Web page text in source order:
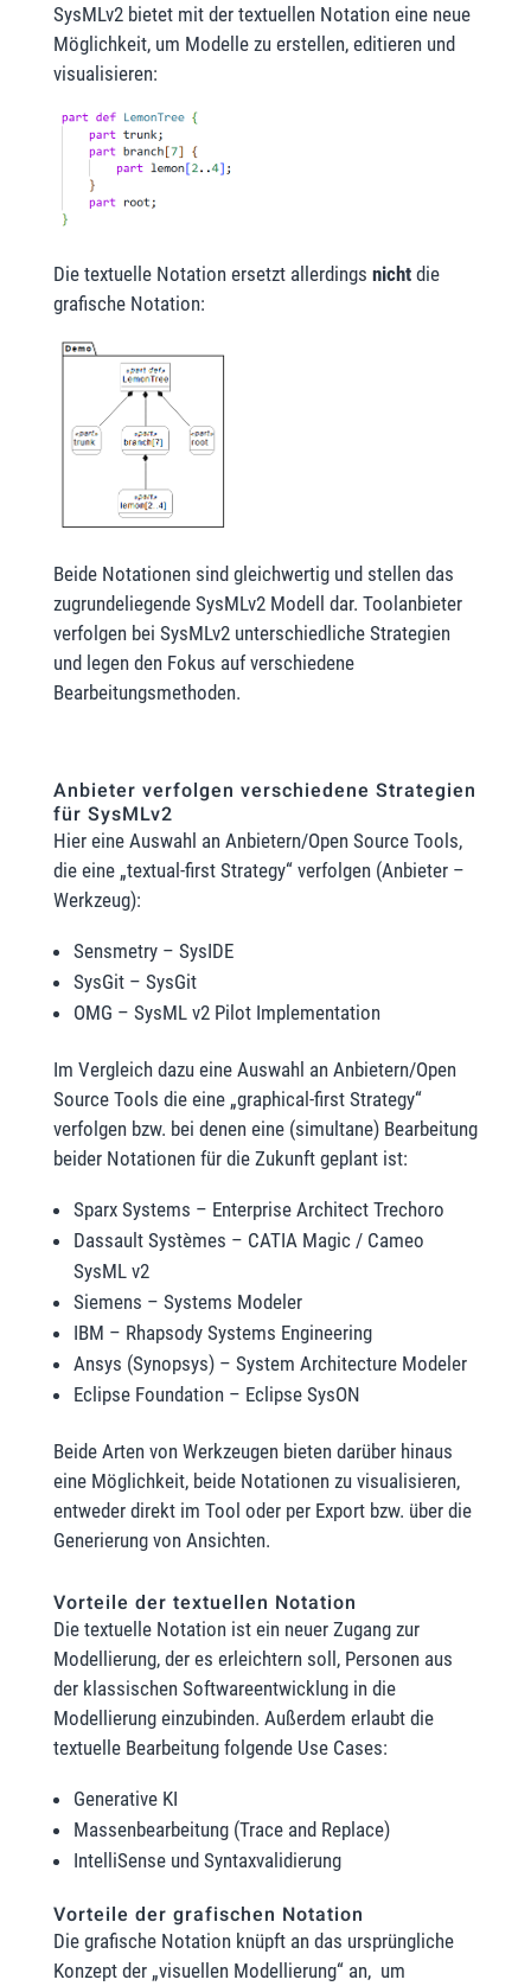
SysMLv2 bietet mit der textuellen Notation eine neue
Möglichkeit, um Modelle zu erstellen, editieren und
visualisieren:
Die textuelle Notation ersetzt allerdings nichtdie
grafische Notation:
Beide Notationen sind gleichwertig und stellen das
zugrundeliegende SysMLv2 Modell dar. Toolanbieter
verfolgen bei SysMLv2 unterschiedliche Strategien
und legen den Fokus auf verschiedene
Bearbeitungsmethoden.
Anbieter verfolgen verschiedene Strategien
für SysMLv2
Hier eine Auswahl an Anbietern/Open Source Tools,
die eine „textual-first Strategy“ verfolgen (Anbieter –
Werkzeug):
Sensmetry – SysIDE
SysGit – SysGit
OMG – SysML v2 Pilot Implementation
Im Vergleich dazu eine Auswahl an Anbietern/Open
Source Tools die eine „graphical-first Strategy“
verfolgen bzw. bei denen eine (simultane) Bearbeitung
beider Notationen für die Zukunft geplant ist:
Sparx Systems – Enterprise Architect Trechoro
Dassault Systèmes – CATIA Magic / Cameo
SysML v2
Siemens – Systems Modeler
IBM – Rhapsody Systems Engineering
Ansys (Synopsys) – System Architecture Modeler
Eclipse Foundation – Eclipse SysON
Beide Arten von Werkzeugen bieten darüber hinaus
eine Möglichkeit, beide Notationen zu visualisieren,
entweder direkt im Tool oder per Export bzw. über die
Generierung von Ansichten.
Vorteile der textuellen Notation
Die textuelle Notation ist ein neuer Zugang zur
Modellierung, der es erleichtern soll, Personen aus
der klassischen Softwareentwicklung in die
Modellierung einzubinden. Außerdem erlaubt die
textuelle Bearbeitung folgende Use Cases:
Generative KI
Massenbearbeitung (Trace and Replace)
IntelliSense und Syntaxvalidierung
Vorteile der grafischen Notation
Die grafische Notation knüpft an das ursprüngliche
Konzept der „visuellen Modellierung“ an, um